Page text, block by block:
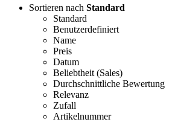
Sortieren nach Standard
Standard
Benutzerdefiniert
Name
Preis
Datum
Beliebtheit (Sales)
Durchschnittliche Bewertung
Relevanz
Zufall
Artikelnummer